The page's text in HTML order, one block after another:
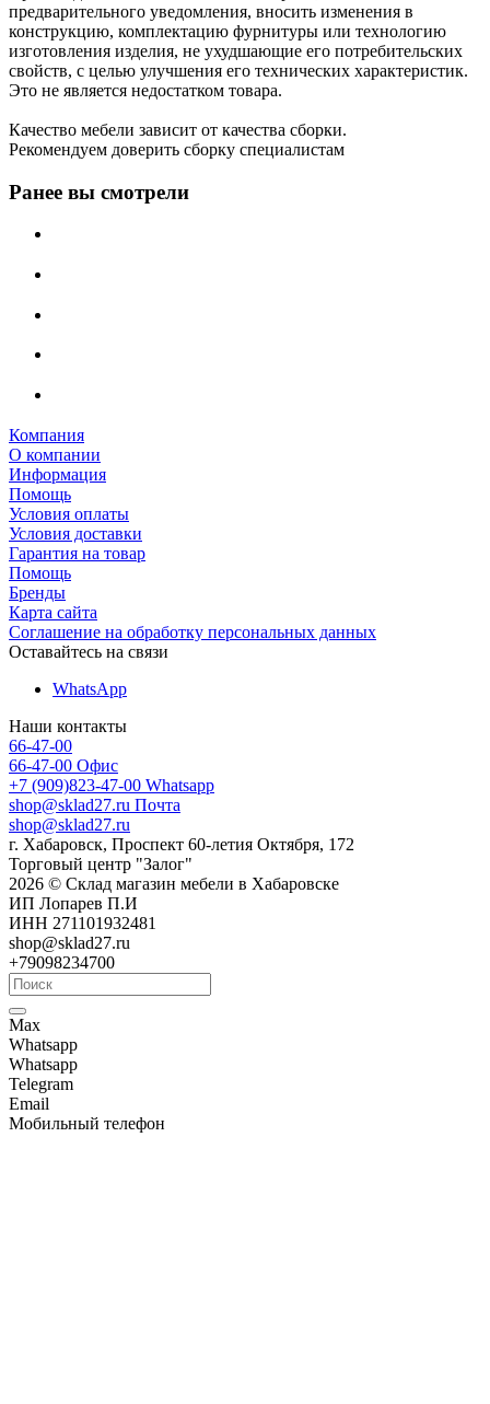
предварительного уведомления, вносить изменения в
конструкцию, комплектацию фурнитуры или технологию
изготовления изделия, не ухудшающие его потребительских
свойств, с целью улучшения его технических характеристик.
Это не является недостатком товара.
Качество мебели зависит от качества сборки.
Рекомендуем доверить сборку специалистам
Ранее вы смотрели
Компания
О компании
Информация
Помощь
Условия оплаты
Условия доставки
Гарантия на товар
Помощь
Бренды
Карта сайта
Соглашение на обработку персональных данных
Оставайтесь на связи
WhatsApp
Наши контакты
66-47-00
66-47-00 Офис
+7 (909)823-47-00 Whatsapp
shop@sklad27.ru Почта
shop@sklad27.ru
г. Хабаровск, Проспект 60-летия Октября, 172
Торговый центр "Залог"
2026 © Склад магазин мебели в Хабаровске
ИП Лопарев П.И
ИНН 271101932481
shop@sklad27.ru
+79098234700
Max
Whatsapp
Whatsapp
Telegram
Email
Мобильный телефон